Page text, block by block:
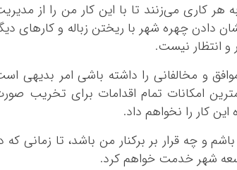
هر کاری می‌زنند تا با این کار من را از
دادن چهره شهر با ریختن زباله و کارهای
و انتظار نیست.
و مخالفانی را داشته باشی امر بدیهی
امکانات تمام اقدامات برای تخریب
کار را نخواهم داد.
و چه قرار بر برکنار من باشد، تا زمانی که
شهر خدمت خواهم کرد.